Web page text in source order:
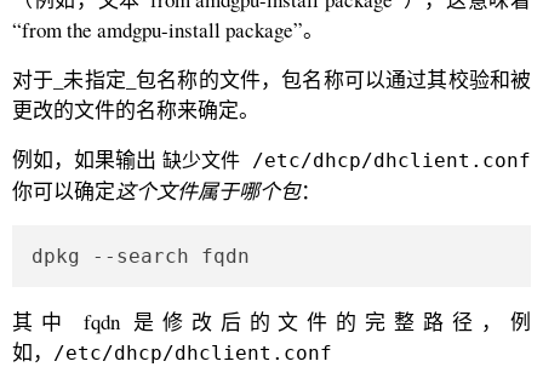
“from the amdgpu-install package”。
对于_未指定_包名称的文件，包名称可以通过其校验和被
更改的文件的名称来确定。
例如，如果输出 缺少文件 /etc/dhcp/dhclient.conf
你可以确定这个文件属于哪个包：
dpkg --search fqdn
其中 fqdn 是修改后的文件的完整路径，例
如，
/etc/dhcp/dhclient.conf